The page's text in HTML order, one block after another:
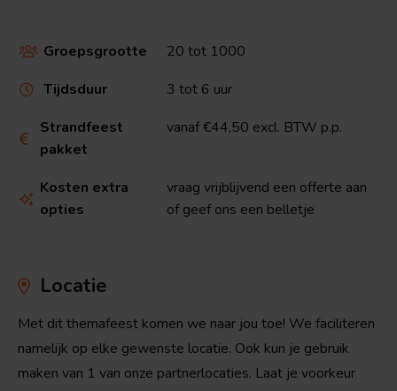
 Groepsgrootte 20 tot 1000
 Tijdsduur 3 tot 6 uur

Strandfeest
pakket
vanaf €44,50 excl. BTW p.p.

Kosten extra
opties
vraag vrijblijvend een offerte aan
of geef ons een belletje
Locatie
Met dit themafeest komen we naar jou toe! We faciliteren
namelijk op elke gewenste locatie. Ook kun je gebruik
maken van 1 van onze partnerlocaties. Laat je voorkeur